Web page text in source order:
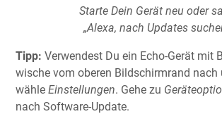
Starte Dein Gerät neu oder
„Alexa, nach Updates
Tipp: Verwendest Du ein Echo-Gerät mit
wische vom oberen Bildschirmrand nach
wähle Einstellungen. Gehe zu
nach Software-Update.